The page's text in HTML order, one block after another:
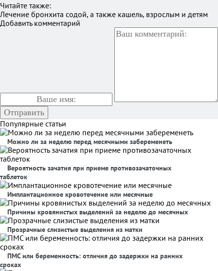
Читайте также:
Лечение бронхита содой, а также кашель, взрослым и детям
Добавить комментарий
Популярные статьи
Можно ли за неделю перед месячными забеременеть
Вероятность зачатия при приеме противозачаточных
таблеток
Имплантационное кровотечение или месячные
Причины кровянистых выделений за неделю до месячных
Прозрачные слизистые выделения из матки
ПМС или беременность: отличия до задержки на ранних
сроках